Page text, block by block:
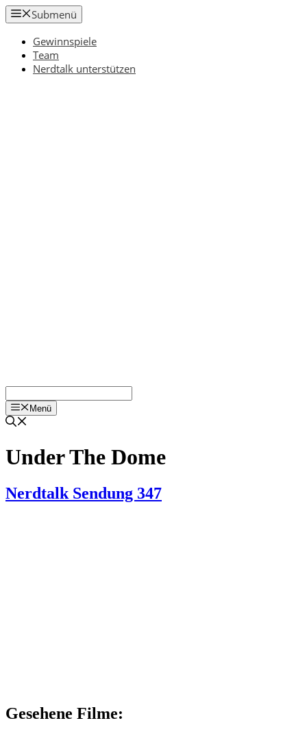
Zum
Inhalt
springen
Submenü
Gewinnspiele
Team
Nerdtalk unterstützen
Menü
Under The Dome
Nerdtalk Sendung 347
Gesehene Filme: